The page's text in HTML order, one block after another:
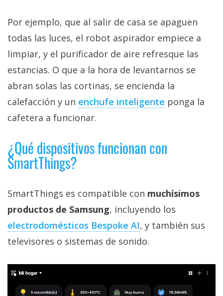
Por ejemplo, que al salir de casa se apaguen
todas las luces, el robot aspirador empiece a
limpiar, y el purificador de aire refresque las
estancias. O que a la hora de levantarnos se
abran solas las cortinas, se encienda la
calefacción y un enchufe inteligente‎ ponga la
cafetera a funcionar.
¿Qué dispositivos funcionan con
SmartThings?
SmartThings es compatible con muchísimos
productos de Samsung, incluyendo los
electrodomésticos Bespoke AI‎, y también sus
televisores o sistemas de sonido.